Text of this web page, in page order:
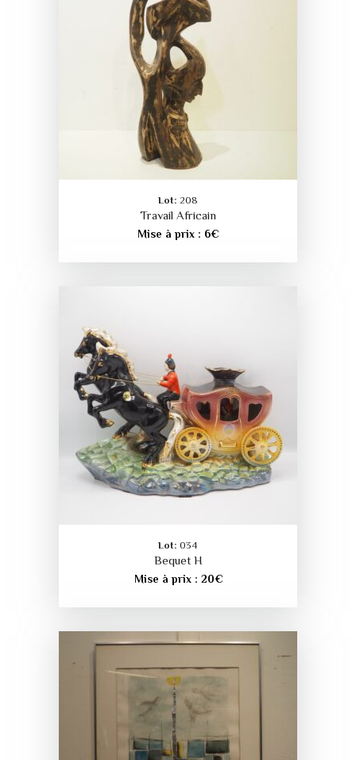
Lot: 208
Travail Africain
Mise à prix : 6€
Lot: 034
Bequet H
Mise à prix : 20€